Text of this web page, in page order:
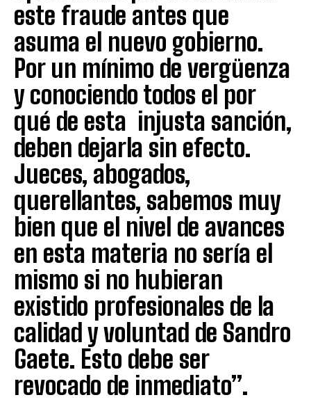
este fraude antes que
asuma el nuevo gobierno.
Por un mínimo de vergüenza
y conociendo todos el por
qué de esta injusta sanción,
deben dejarla sin efecto.
Jueces, abogados,
querellantes, sabemos muy
bien que el nivel de avances
en esta materia no sería el
mismo si no hubieran
existido profesionales de la
calidad y voluntad de Sandro
Gaete. Esto debe ser
revocado de inmediato”.